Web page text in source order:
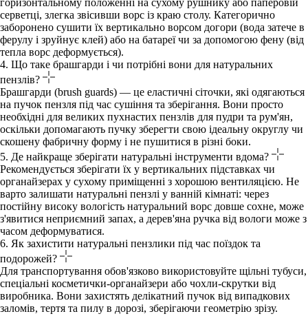
горизонтальному положенні на сухому рушнику або паперовій
серветці, злегка звісивши ворс із краю столу. Категорично
заборонено сушити їх вертикально ворсом догори (вода затече в
ферулу і зруйнує клей) або на батареї чи за допомогою фену (від
тепла ворс деформується).
4. Що таке брашгарди і чи потрібні вони для натуральних
пензлів?
Брашгарди (brush guards) — це еластичні сіточки, які одягаються
на пучок пензля під час сушіння та зберігання. Вони просто
необхідні для великих пухнастих пензлів для пудри та рум'ян,
оскільки допомагають пучку зберегти свою ідеальну округлу чи
скошену фабричну форму і не пушитися в різні боки.
5. Де найкраще зберігати натуральні інструменти вдома?
Рекомендується зберігати їх у вертикальних підставках чи
органайзерах у сухому приміщенні з хорошою вентиляцією. Не
варто залишати натуральні пензлі у ванній кімнаті: через
постійну високу вологість натуральний ворс довше сохне, може
з'явитися неприємний запах, а дерев'яна ручка від вологи може з
часом деформуватися.
6. Як захистити натуральні пензлики під час поїздок та
подорожей?
Для транспортування обов'язково використовуйте щільні тубуси,
спеціальні косметички-органайзери або чохли-скрутки від
виробника. Вони захистять делікатний пучок від випадкових
заломів, тертя та пилу в дорозі, зберігаючи геометрію зрізу.